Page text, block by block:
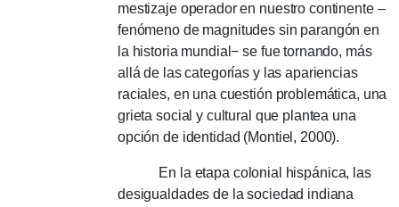
mestizaje operador en nuestro continente –
fenómeno de magnitudes sin parangón en
la historia mundial− se fue tornando, más
allá de las categorías y las apariencias
raciales, en una cuestión problemática, una
grieta social y cultural que plantea una
opción de identidad (Montiel, 2000).
En la etapa colonial hispánica, las
desigualdades de la sociedad indiana